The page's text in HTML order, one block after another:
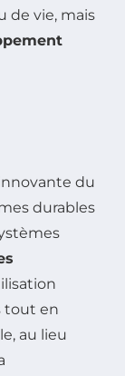
de vie, mais
du
durables
tout en
au lieu